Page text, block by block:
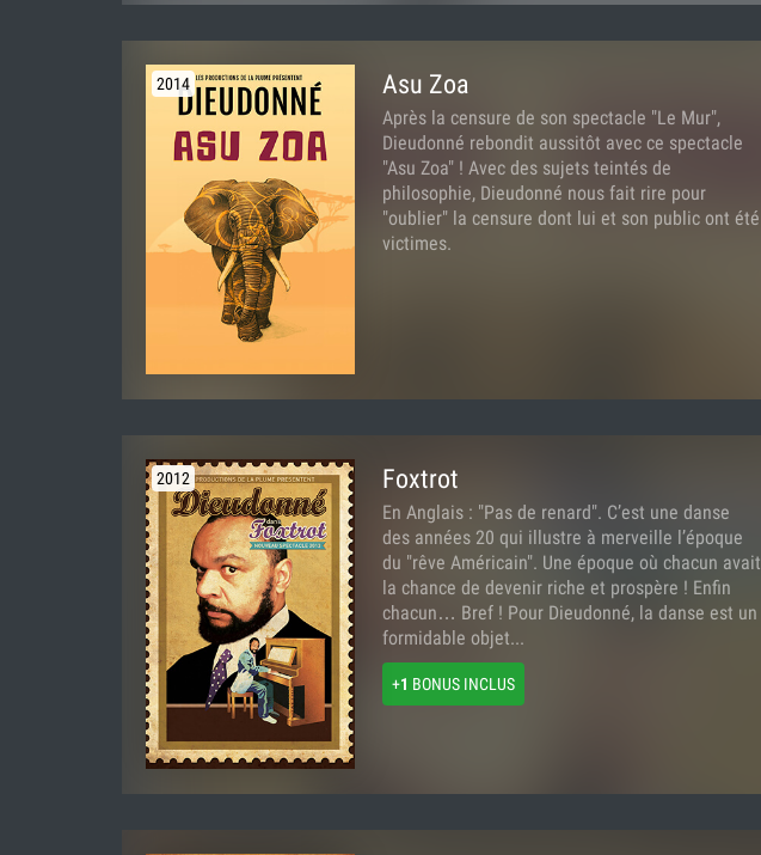
2014 Asu Zoa
Après la censure de son spectacle "Le Mur",
Dieudonné rebondit aussitôt avec ce spectacle
"Asu Zoa" ! Avec des sujets teintés de
philosophie, Dieudonné nous fait rire pour
"oublier" la censure dont lui et son public ont été
victimes.
2012 Foxtrot
En Anglais : "Pas de renard". C’est une danse
des années 20 qui illustre à merveille l’époque
du "rêve Américain". Une époque où chacun avait
la chance de devenir riche et prospère ! Enfin
chacun… Bref ! Pour Dieudonné, la danse est un
formidable objet...
+1 BONUS INCLUS